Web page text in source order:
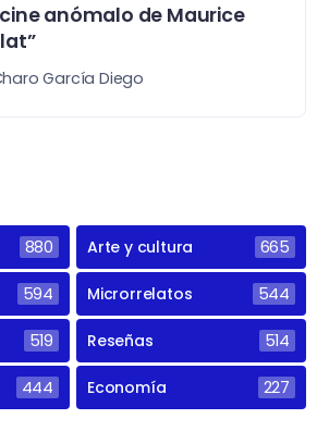
cine anómalo de Maurice
García Diego
880 Arte y cultura 665
594 Microrrelatos 544
519 Reseñas 514
444 Economía 227